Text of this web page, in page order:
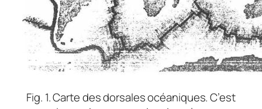
Fig. 1. Carte des dorsales océaniques. C’est